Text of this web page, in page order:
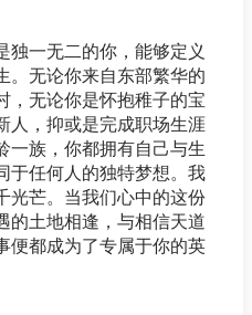
独一无二的你，能够定义
。无论你来自东部繁华的
，无论你是怀抱稚子的宝
人，抑或是完成职场生涯
一族，你都拥有自己与生
于任何人的独特梦想。我
光芒。当我们心中的这份
的土地相逢，与相信天道
便都成为了专属于你的英